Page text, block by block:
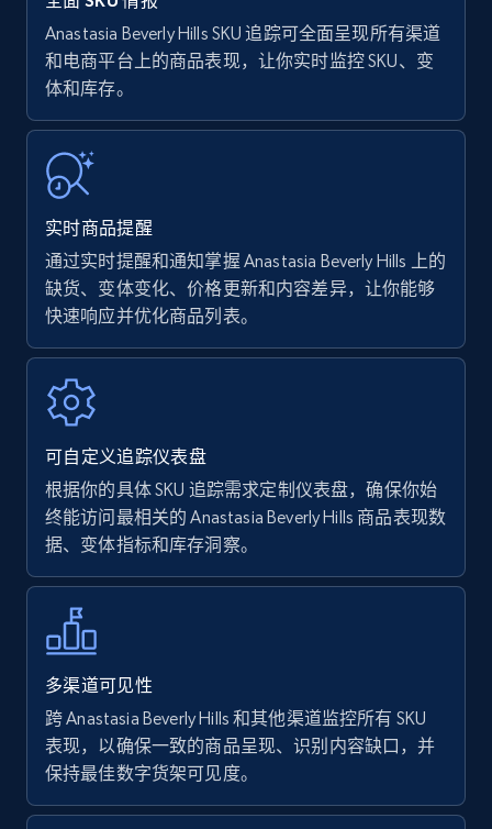
Amazon Reviews
URL, Product name, Product rating, Product
rating object, Product rating max, Rating,
Author name, Asin, and more.
Walmart - products
URL, Final price, Sku, Currency, Gtin,
Specifications, Image urls, Top reviews, and
more.
5.6K+ 878+
using specific category URL
URL, Final price, Sku, Currency, Gtin,
Specifications, Image urls, Top reviews, and
more.
5.6K+ 878+ 立即开始
Anastasia Beverly Hills SKU 追踪可全面呈现所有渠道
和电商平台上的商品表现，让你实时监控 SKU、变
体和库存。
实时商品提醒
通过实时提醒和通知掌握 Anastasia Beverly Hills 上的
缺货、变体变化、价格更新和内容差异，让你能够
快速响应并优化商品列表。
可自定义追踪仪表盘
根据你的具体 SKU 追踪需求定制仪表盘，确保你始
终能访问最相关的 Anastasia Beverly Hills 商品表现数
据、变体指标和库存洞察。
多渠道可见性
跨 Anastasia Beverly Hills 和其他渠道监控所有 SKU
表现，以确保一致的商品呈现、识别内容缺口，并
保持最佳数字货架可见度。